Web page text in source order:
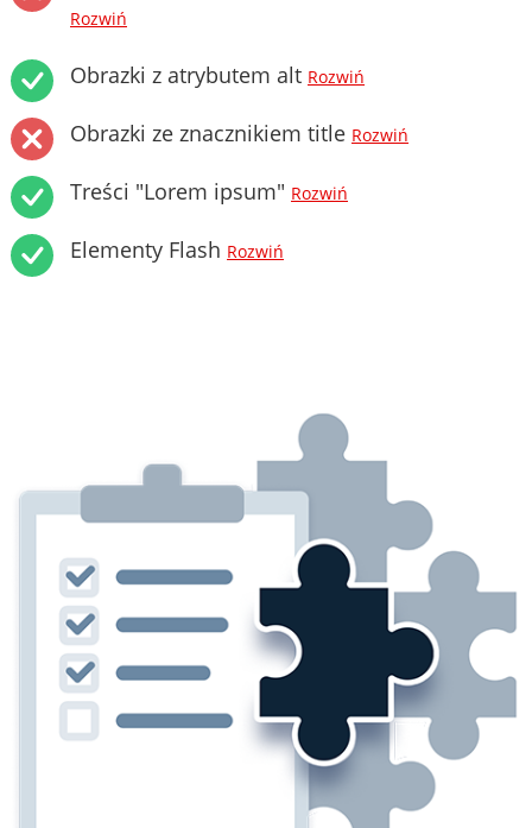
Rozwiń
Obrazki z atrybutem alt Rozwiń
Obrazki ze znacznikiem title Rozwiń
Treści "Lorem ipsum" Rozwiń
Elementy Flash Rozwiń